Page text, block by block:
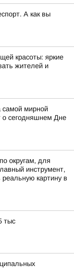
А как вы
красоты: яркие
жителей и
самой мирной
о сегодняшнем Дне
округам, для
инструмент,
реальную картину в
тыс